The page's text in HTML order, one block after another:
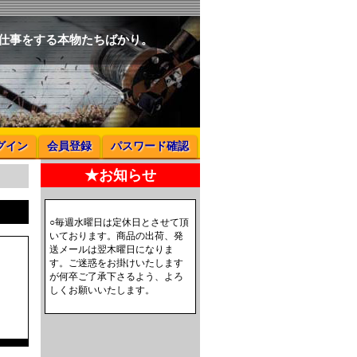
事をする本物たちばかり。
イン 会員登録 パスワード確認
★お知らせ
○毎週水曜日は定休日とさせて頂
いております。商品の出荷、発
送メールは翌木曜日になりま
す。ご迷惑をお掛けいたします
が何卒ご了承下さるよう、よろ
しくお願いいたします。